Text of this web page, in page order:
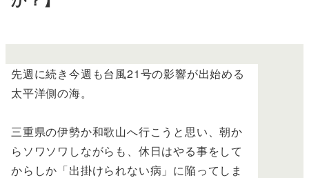
先週に続き今週も台風21号の影響が出始める
太平洋側の海。
三重県の伊勢か和歌山へ行こうと思い、朝か
らソワソワしながらも、休日はやる事をして
からしか「出掛けられない病」に陥ってしま